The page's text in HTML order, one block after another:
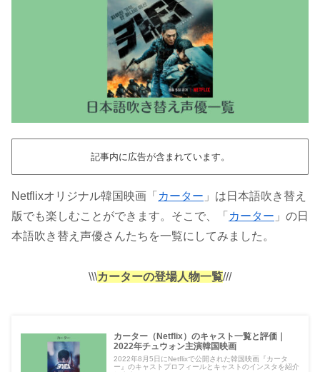
記事内に広告が含まれています。
Netflixオリジナル韓国映画「 カーター 」は日本語吹き替え
版でも楽しむことができます。そこで、「 カーター 」の日
本語吹き替え声優さんたちを一覧にしてみました。
\\\カーターの登場人物一覧///
カーター（Netflix）のキャスト一覧と評価｜
2022年チュウォン主演韓国映画
2022年8月5日にNetflixで公開された韓国映画『カータ
ー』のキャストプロフィールとキャストのインスタを紹介